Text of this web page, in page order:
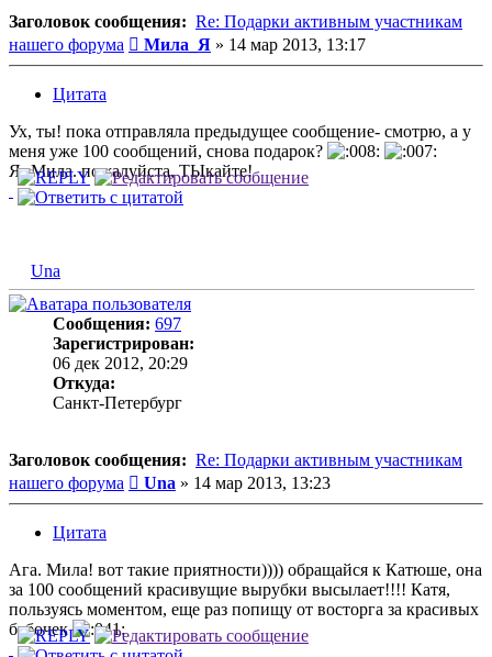
Заголовок сообщения: Re: Подарки активным участникам
нашего форума
Сообщение
Мила_Я » 14 мар 2013, 13:17
Цитата
Ух, ты! пока отправляла предыдущее сообщение- смотрю, а у
меня уже 100 сообщений, снова подарок?
Я- Мила. пожалуйста, ТЫкайте!
Una
Сообщения: 697
Зарегистрирован:
06 дек 2012, 20:29
Откуда:
Санкт-Петербург
Заголовок сообщения: Re: Подарки активным участникам
нашего форума
Сообщение
Una » 14 мар 2013, 13:23
Цитата
Ага. Мила! вот такие приятности)))) обращайся к Катюше, она
за 100 сообщений красивущие вырубки высылает!!!! Катя,
пользуясь моментом, еще раз попищу от восторга за красивых
бабочек